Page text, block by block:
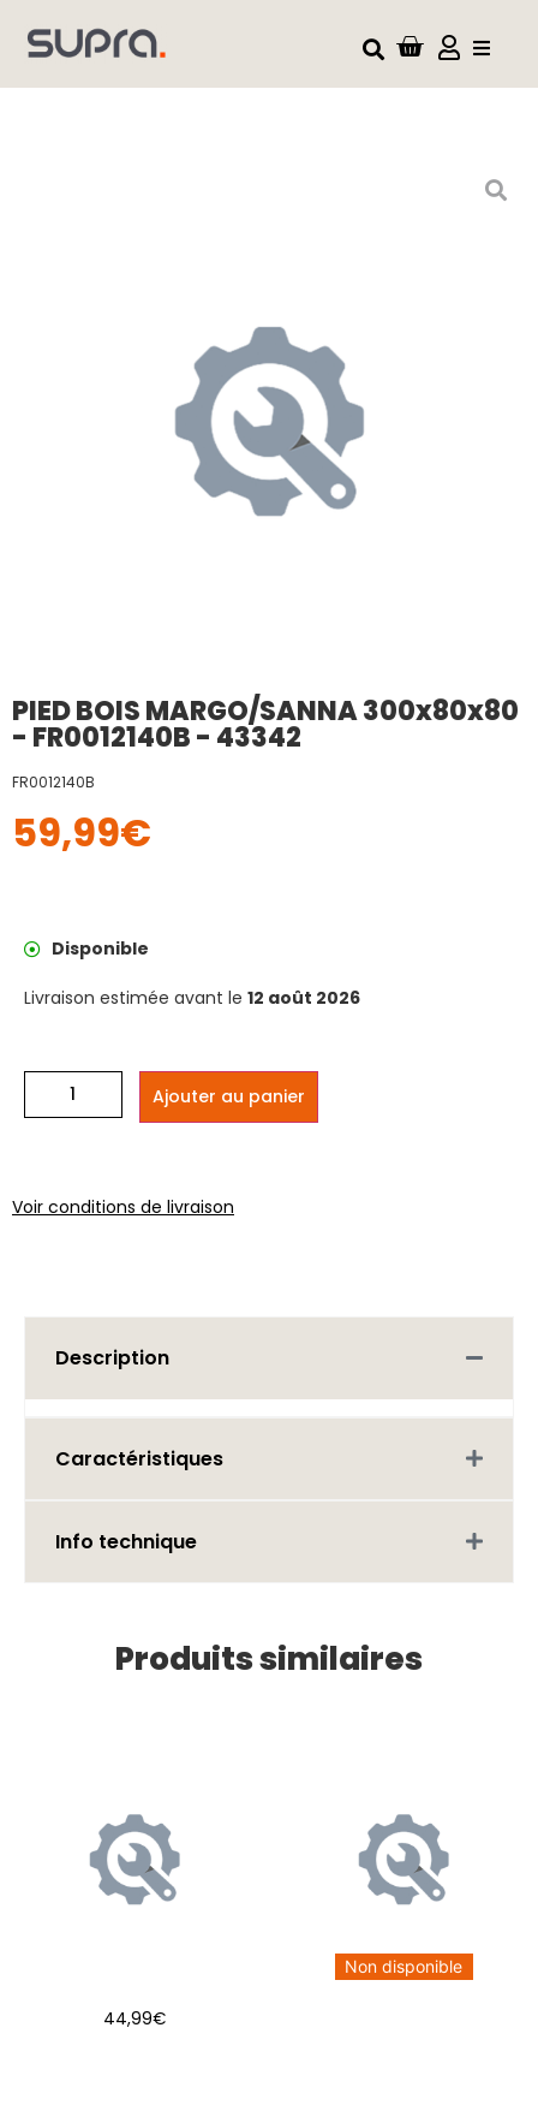
PIED BOIS MARGO/SANNA 300x80x80
- FR0012140B - 43342
FR0012140B
59,99€
Disponible
Livraison estimée avant le 12 août 2026
Ajouter au panier
Voir conditions de livraison
Description
Caractéristiques
Info technique
Produits similaires
44,99€
Non disponible